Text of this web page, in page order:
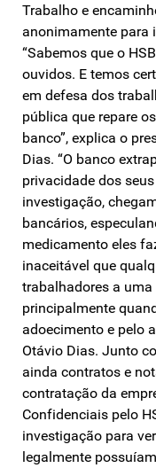
Trabalho e
anonimamente para
“Sabemos que o
ouvidos. E temos
em defesa dos
pública que repare
banco”, explica o
Dias. “O banco
privacidade dos
investigação,
bancários,
medicamento eles
inaceitável que
trabalhadores a
principalmente
adoecimento e pelo
Otávio Dias. Junto
ainda contratos e
contratação da
Confidenciais pelo
investigação para
legalmente